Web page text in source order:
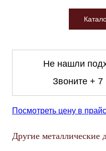
Не нашли
Звоните + 7
Посмотреть цену в
Другие металлические